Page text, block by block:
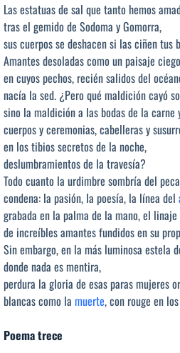
Las estatuas de sal que tanto hemos
tras el gemido de Sodoma y Gomorra,
sus cuerpos se deshacen si las ciñen tus
Amantes desoladas como un paisaje
en cuyos pechos, recién salidos del
nacía la sed. ¿Pero qué maldición cayó
sino la maldición a las bodas de la carne
cuerpos y ceremonias, cabelleras y
en los tibios secretos de la noche,
deslumbramientos de la travesía?
Todo cuanto la urdimbre sombría del
condena: la pasión, la poesía, la línea del
grabada en la palma de la mano, el linaje
de increíbles amantes fundidos en su
Sin embargo, en la más luminosa estela
donde nada es mentira,
perdura la gloria de esas paras mujeres
blancas como la muerte, con rouge en
Poema trece